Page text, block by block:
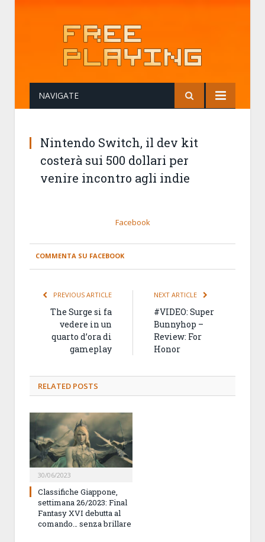
NAVIGATE
Nintendo Switch, il dev kit
costerà sui 500 dollari per
venire incontro agli indie
Facebook
COMMENTA SU FACEBOOK
PREVIOUS ARTICLE
The Surge si fa
vedere in un
quarto d’ora di
gameplay
NEXT ARTICLE
#VIDEO: Super
Bunnyhop –
Review: For
Honor
RELATED POSTS
30/06/2023
Classifiche Giappone,
settimana 26/2023: Final
Fantasy XVI debutta al
comando… senza brillare